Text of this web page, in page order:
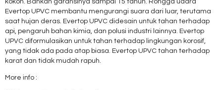
kokoh. Bahkan garansinya sampai 15 tahun. Rongga udara
Evertop UPVC membantu mengurangi suara dari luar, terutama
saat hujan deras. Evertop UPVC didesain untuk tahan terhadap
api, pengaruh bahan kimia, dan polusi industri lainnya. Evertop
UPVC diformulasikan untuk tahan terhadap lingkungan korosif,
yang tidak ada pada atap biasa. Evertop UPVC tahan terhadap
karat dan tidak mudah rapuh.
More info :